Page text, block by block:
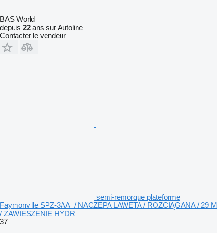
BAS World
depuis 22 ans sur Autoline
Contacter le vendeur
semi-remorque plateforme
Faymonville SPZ-3AA / NACZEPA LAWETA / ROZCIĄGANA / 29 M
/ ZAWIESZENIE HYDR
37